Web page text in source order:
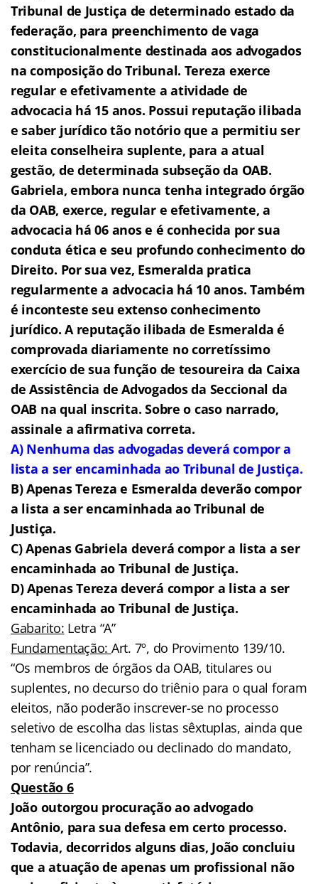
Tribunal de Justiça de determinado estado da
federação, para preenchimento de vaga
constitucionalmente destinada aos advogados
na composição do Tribunal. Tereza exerce
regular e efetivamente a atividade de
advocacia há 15 anos. Possui reputação ilibada
e saber jurídico tão notório que a permitiu ser
eleita conselheira suplente, para a atual
gestão, de determinada subseção da OAB.
Gabriela, embora nunca tenha integrado órgão
da OAB, exerce, regular e efetivamente, a
advocacia há 06 anos e é conhecida por sua
conduta ética e seu profundo conhecimento do
Direito. Por sua vez, Esmeralda pratica
regularmente a advocacia há 10 anos. Também
é inconteste seu extenso conhecimento
jurídico. A reputação ilibada de Esmeralda é
comprovada diariamente no corretíssimo
exercício de sua função de tesoureira da Caixa
de Assistência de Advogados da Seccional da
OAB na qual inscrita. Sobre o caso narrado,
assinale a afirmativa correta.
A) Nenhuma das advogadas deverá compor a
lista a ser encaminhada ao Tribunal de Justiça.
B) Apenas Tereza e Esmeralda deverão compor
a lista a ser encaminhada ao Tribunal de
Justiça.
C) Apenas Gabriela deverá compor a lista a ser
encaminhada ao Tribunal de Justiça.
D) Apenas Tereza deverá compor a lista a ser
encaminhada ao Tribunal de Justiça.
Gabarito: Letra “A”
Fundamentação: Art. 7º, do Provimento 139/10.
“Os membros de órgãos da OAB, titulares ou
suplentes, no decurso do triênio para o qual foram
eleitos, não poderão inscrever-se no processo
seletivo de escolha das listas sêxtuplas, ainda que
tenham se licenciado ou declinado do mandato,
por renúncia”.
Questão 6
João outorgou procuração ao advogado
Antônio, para sua defesa em certo processo.
Todavia, decorridos alguns dias, João concluiu
que a atuação de apenas um profissional não